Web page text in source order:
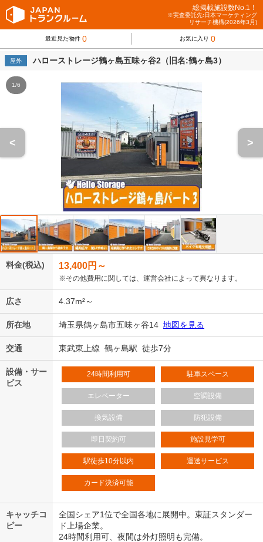
総掲載施設数No.1！
※実査委託先:日本マーケティング
リサーチ機構(2026年3月)
最近見た物件 0 お気に入り 0
屋外 ハローストレージ鶴ヶ島五味ヶ谷2（旧名:鶴ヶ島3）
1/6
< >
料金(税込) 13,400円～
※その他費用に関しては、運営会社によって異なります。
広さ 4.37m²～
所在地 埼玉県鶴ヶ島市五味ヶ谷14 地図を見る
交通 東武東上線 鶴ヶ島駅 徒歩7分
設備・サー
ビス
24時間利用可 駐車スペース
エレベーター 空調設備
換気設備 防犯設備
即日契約可 施設見学可
駅徒歩10分以内 運送サービス
カード決済可能
キャッチコ
ピー
全国シェア1位で全国各地に展開中。東証スタンダー
ド上場企業。
24時間利用可、夜間は外灯照明も完備。